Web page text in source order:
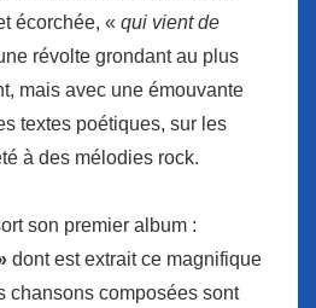
écorchée, « qui vient de
révolte grondant au plus
mais avec une émouvante
textes poétiques, sur les
à des mélodies rock.
son premier album :
dont est extrait ce magnifique
chansons composées sont